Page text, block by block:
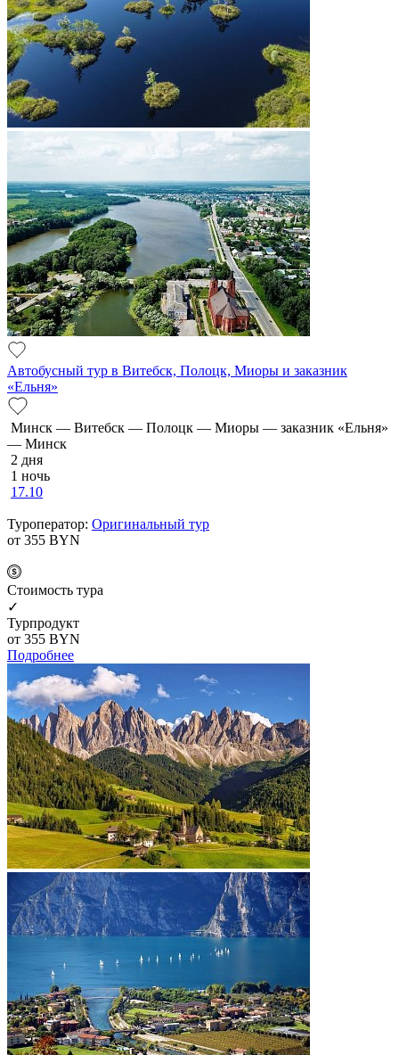
Автобусный тур в Витебск, Полоцк, Миоры и заказник
«Ельня»
Минск — Витебск — Полоцк — Миоры — заказник «Ельня»
— Минск
2 дня
1 ночь
17.10
Туроператор: Оригинальный тур
от 355 BYN
Cтоимость тура
✓
Турпродукт
от 355 BYN
Подробнее